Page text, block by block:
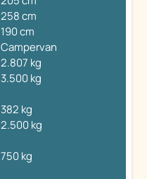
258 cm
190 cm
Campervan
2.807 kg
3.500 kg
382 kg
2.500 kg
750 kg